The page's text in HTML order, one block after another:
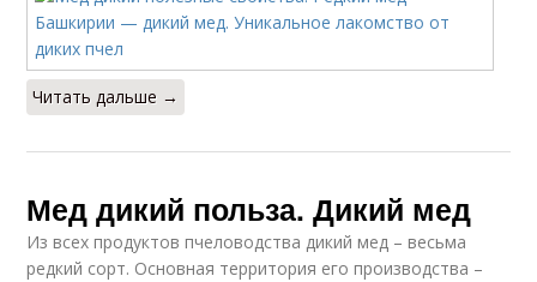
Читать дальше →
Мед дикий польза. Дикий мед
Из всех продуктов пчеловодства дикий мед – весьма
редкий сорт. Основная территория его производства –